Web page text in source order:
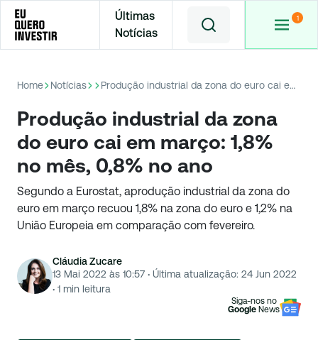
Últimas
Notícias
Home Notícias Produção industrial da zona do euro cai em março: 1,8% no mês, 0,8% no ano
Produção industrial da zona
do euro cai em março: 1,8%
no mês, 0,8% no ano
Segundo a Eurostat, aprodução industrial da zona do
euro em março recuou 1,8% na zona do euro e 1,2% na
União Europeia em comparação com fevereiro.
Cláudia Zucare
13 Mai 2022 às 10:57 · Última atualização: 24 Jun 2022
· 1 min leitura
Siga-nos no
Google News